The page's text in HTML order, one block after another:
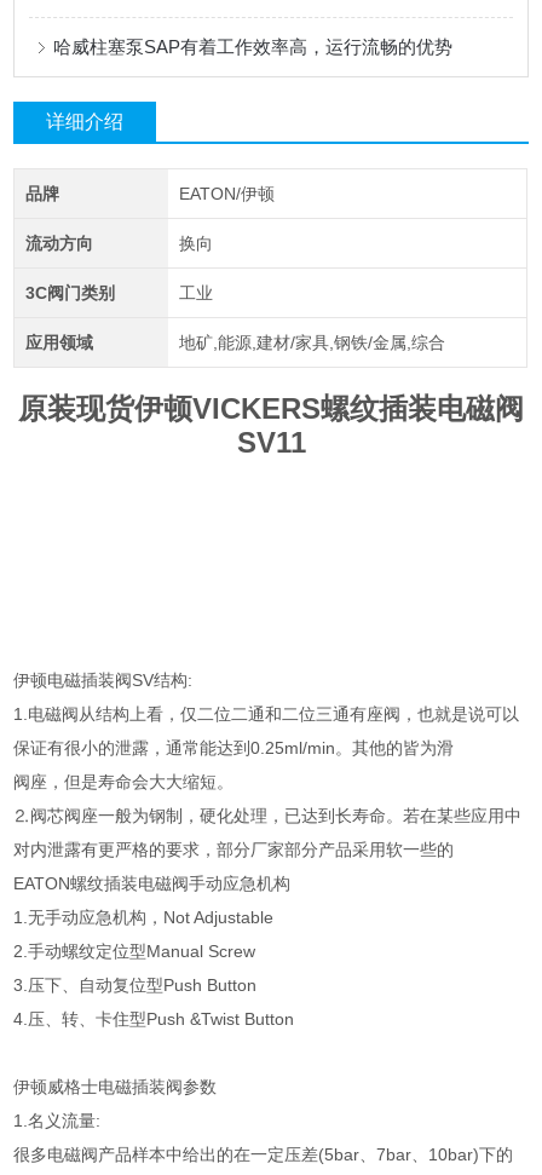
哈威柱塞泵SAP有着工作效率高，运行流畅的优势
详细介绍
品牌 EATON/伊顿
流动方向 换向
3C阀门类别 工业
应用领域 地矿,能源,建材/家具,钢铁/金属,综合
原装现货伊顿VICKERS螺纹插装电磁阀
SV11
伊顿电磁插装阀SV结构:
1.电磁阀从结构上看，仅二位二通和二位三通有座阀，也就是说可以
保证有很小的泄露，通常能达到0.25ml/min。其他的皆为滑
阀座，但是寿命会大大缩短。
⒉阀芯阀座一般为钢制，硬化处理，已达到长寿命。若在某些应用中
对内泄露有更严格的要求，部分厂家部分产品采用软一些的
EATON螺纹插装电磁阀手动应急机构
1.无手动应急机构，Not Adjustable
2.手动螺纹定位型Manual Screw
3.压下、自动复位型Push Button
4.压、转、卡住型Push &Twist Button
伊顿威格士电磁插装阀参数
1.名义流量:
很多电磁阀产品样本中给出的在一定压差(5bar、7bar、10bar)下的